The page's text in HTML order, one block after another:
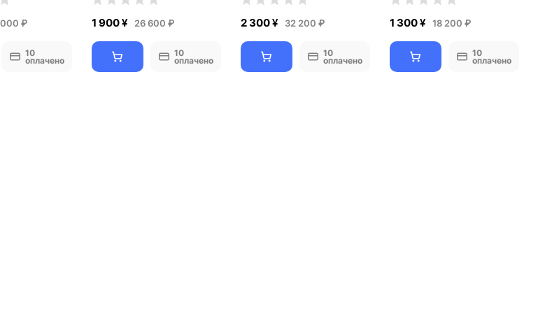
₽
10
оплачено
1 900 ¥ 26 600 ₽
10
оплачено
2 300 ¥ 32 200 ₽
10
оплачено
1 300 ¥ 18 200 ₽
10
оплачено